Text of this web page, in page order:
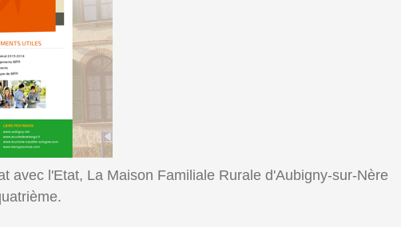
avec l'Etat, La Maison Familiale Rurale d'Aubigny-sur-Nère